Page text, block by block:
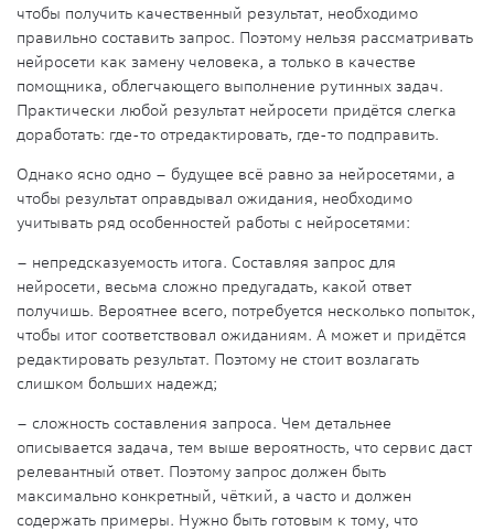
чтобы получить качественный результат, необходимо
правильно составить запрос. Поэтому нельзя рассматривать
нейросети как замену человека, а только в качестве
помощника, облегчающего выполнение рутинных задач.
Практически любой результат нейросети придётся слегка
доработать: где-то отредактировать, где-то подправить.
Однако ясно одно – будущее всё равно за нейросетями, а
чтобы результат оправдывал ожидания, необходимо
учитывать ряд особенностей работы с нейросетями:
– непредсказуемость итога. Составляя запрос для
нейросети, весьма сложно предугадать, какой ответ
получишь. Вероятнее всего, потребуется несколько попыток,
чтобы итог соответствовал ожиданиям. А может и придётся
редактировать результат. Поэтому не стоит возлагать
слишком больших надежд;
– сложность составления запроса. Чем детальнее
описывается задача, тем выше вероятность, что сервис даст
релевантный ответ. Поэтому запрос должен быть
максимально конкретный, чёткий, а часто и должен
содержать примеры. Нужно быть готовым к тому, что